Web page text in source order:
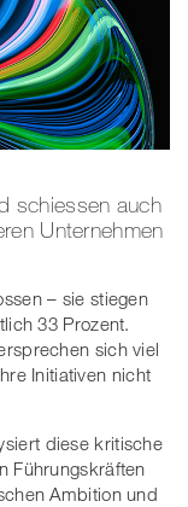
schiessen auch
Unternehmen
– sie stiegen
33 Prozent.
sich viel
Initiativen nicht
diese kritische
Führungskräften
Ambition und